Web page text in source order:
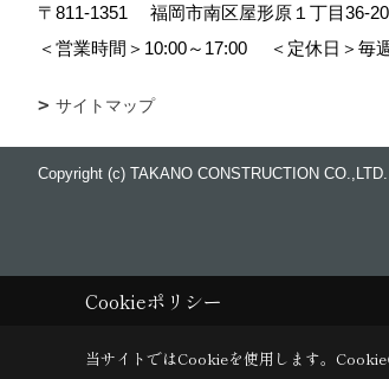
〒811-1351
福岡市南区屋形原１丁目36-
＜営業時間＞10:00～17:00
＜定休日＞毎
サイトマップ
Copyright (c) TAKANO CONSTRUCTION
Cookieポリシー
当サイトではCookieを使用します。